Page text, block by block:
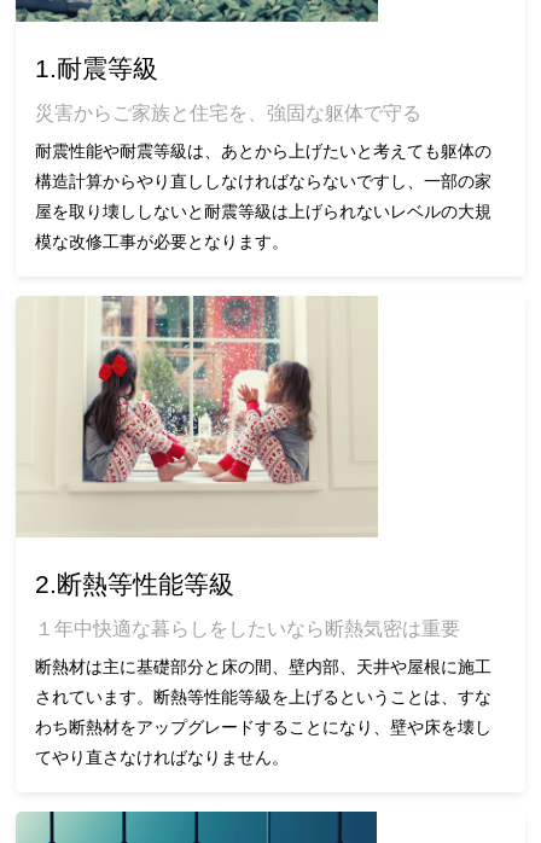
1.耐震等級
災害からご家族と住宅を、強固な躯体で守る
耐震性能や耐震等級は、あとから上げたいと考えても躯体の
構造計算からやり直ししなければならないですし、一部の家
屋を取り壊ししないと耐震等級は上げられないレベルの大規
模な改修工事が必要となります。
2.断熱等性能等級
１年中快適な暮らしをしたいなら断熱気密は重要
断熱材は主に基礎部分と床の間、壁内部、天井や屋根に施工
されています。断熱等性能等級を上げるということは、すな
わち断熱材をアップグレードすることになり、壁や床を壊し
てやり直さなければなりません。